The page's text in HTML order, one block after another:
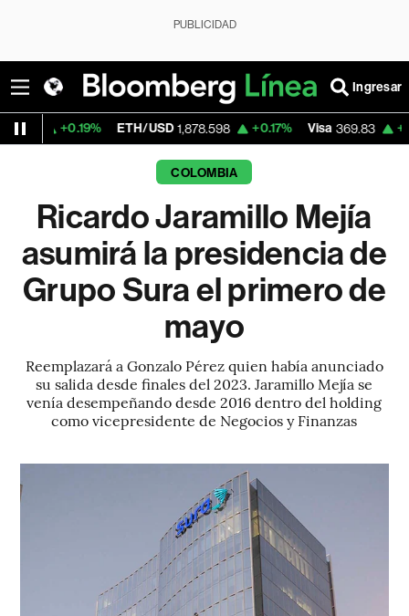
PUBLICIDAD
Ingresar
ETH/USD 1,878.598 +0.17% Visa 369.83 +0.06%
COLOMBIA
Ricardo Jaramillo Mejía
asumirá la presidencia de
Grupo Sura el primero de
mayo
Reemplazará a Gonzalo Pérez quien había anunciado
su salida desde finales del 2023. Jaramillo Mejía se
venía desempeñando desde 2016 dentro del holding
como vicepresidente de Negocios y Finanzas